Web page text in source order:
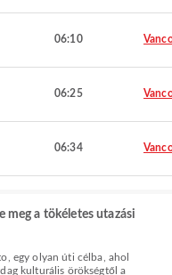
06:10
06:25
06:34
meg a tökéletes utazási
egy olyan úti célba, ahol
kulturális örökségtől a